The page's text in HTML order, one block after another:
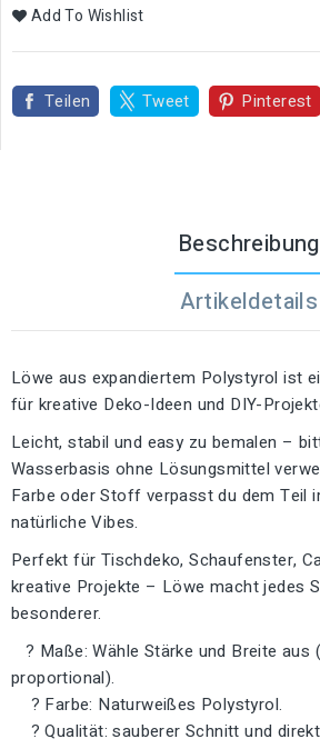
Add To Wishlist
Teilen Tweet Pinterest
Beschreibung
Artikeldetails
Löwe aus expandiertem Polystyrol ist
für kreative Deko-Ideen und DIY-
Leicht, stabil und easy zu bemalen –
Wasserbasis ohne Lösungsmittel
Farbe oder Stoff verpasst du dem Teil
natürliche Vibes.
Perfekt für Tischdeko, Schaufenster,
kreative Projekte – Löwe macht jedes
besonderer.
? Maße: Wähle Stärke und Breite aus
proportional).
? Farbe: Naturweißes Polystyrol.
? Qualität: sauberer Schnitt und